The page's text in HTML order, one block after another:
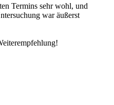
Termins sehr wohl, und
war äußerst